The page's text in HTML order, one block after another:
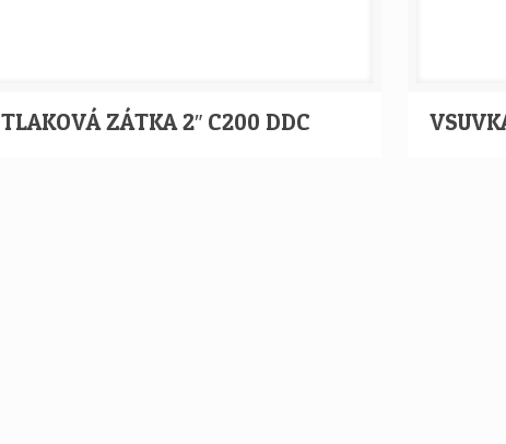
TLAKOVÁ ZÁTKA 2″ C200 DDC